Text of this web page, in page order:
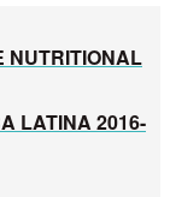
NUTRITIONAL
LATINA 2016-